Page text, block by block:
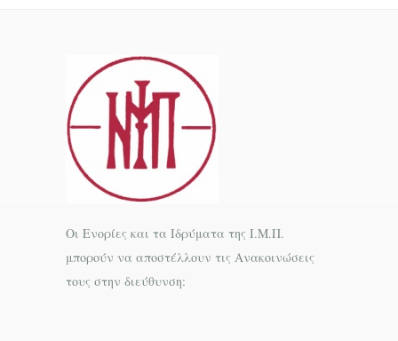
Οι Ενορίες και τα Ιδρύματα της Ι.Μ.Π.
μπορούν να αποστέλλουν τις Ανακοινώσεις
τους στην διεύθυνση: